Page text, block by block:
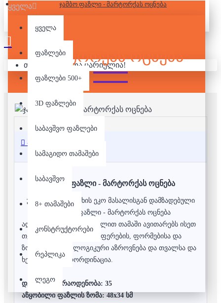
ყველა
ყველა
ფაზლები
ფაზლები 500+
3D ფაზლები
საბავშვო ფაზლები
სამაგიდო თამაშები
საბავშვო
8+ თამაშები
კონსტრუქტორები
რეპლიკა
ლეგო
თქვენი კალათა ცარიელია!
ჯამბო ფაზლი - მარტორქას ოცნება
ᲯᲐᲛᲑᲝ ᲤᲐᲖᲚᲘ -
ᲛᲐᲠᲢᲝᲠᲥᲐᲡ ᲝᲪᲜᲔᲑᲐ
აღწერა
ჯამბო ფაზლი - მარტორქას ოცნება
უმაღლესი ხარისხის ეკო მასალისგან დამზადებული
იატაკის ფაზლი - მარტორქას ოცნება
ადრეული ასაკიდან ფაზლით თამაში ავითარებს ისეთ
თვისებებს როგორიცაა: ფერების, ფორმებისა და
ზომების აღქმა, ლოგიკური აზროვნება და თვალსა და
ხელს შორის კოორდინაცია.
დეტალების რაოდენობა: 35
აწყობილი ფაზლის ზომა: 48x34 სმ